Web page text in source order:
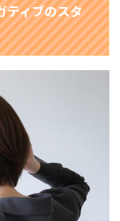
ィブのスタ